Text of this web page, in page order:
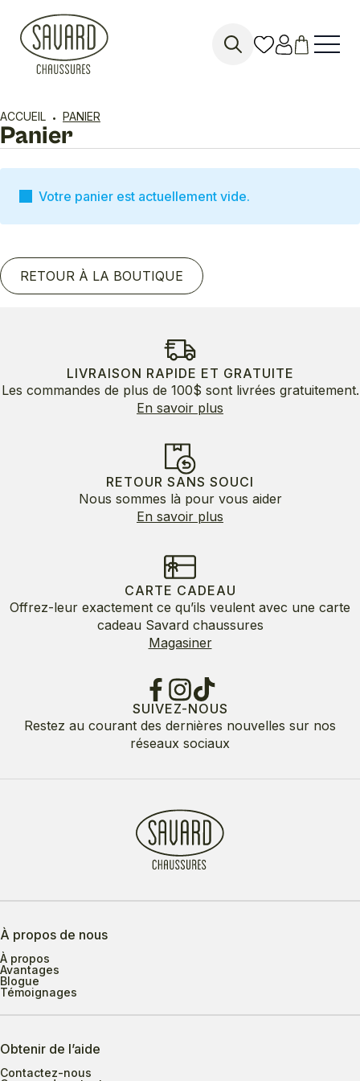
ACCUEIL PANIER
Panier
Votre panier est actuellement vide.
RETOUR À LA BOUTIQUE
LIVRAISON RAPIDE ET GRATUITE
Les commandes de plus de 100$ sont livrées gratuitement.
En savoir plus
RETOUR SANS SOUCI
Nous sommes là pour vous aider
En savoir plus
CARTE CADEAU
Offrez-leur exactement ce qu’ils veulent avec une carte
cadeau Savard chaussures
Magasiner
SUIVEZ-NOUS
Restez au courant des dernières nouvelles sur nos
réseaux sociaux
À propos de nous
À propos
Avantages
Blogue
Témoignages
Obtenir de l’aide
Contactez-nous